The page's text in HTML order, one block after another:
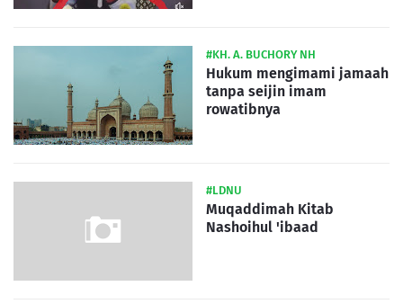
#KH. A. BUCHORY NH
Hukum mengimami jamaah
tanpa seijin imam
rowatibnya
#LDNU
Muqaddimah Kitab
Nashoihul 'ibaad